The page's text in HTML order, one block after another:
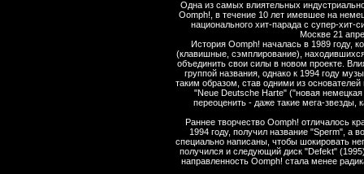
Одна из самых влиятельных
Oomph!, в течение 10 лет имевшее на
национального хит-парада с супер-хит-
Москве 21
История Oomph! началась в 1989 году,
(клавишные, сэмплирование),
объединить свои силы в новом проекте.
группой названия, однако к 1994 году
таким образом, став одними из
"Neue Deutsche Harte" ("новая
переоценить - даже такие мега-звезды,
Раннее творчество Oomph! отличалось
1994 году, получил название "Sperm", а
специально написаны, чтобы шокировать
получился и следующий диск "Defekt"
направленность Oomph! стала менее